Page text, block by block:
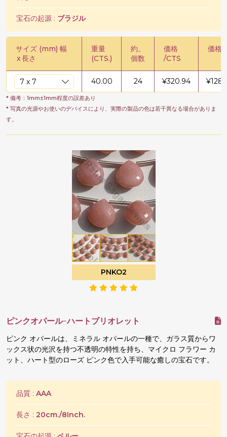
宝石の起源 : ブラジル
サイズ (mm) 幅
x長さ
重量
(CTS.)
約。
個数
価格
/CTS
価格
40.00 24 ¥320.94 ¥
* 備考：1mm±1mm程度の誤差あり
* 写真の光源やお使いのデバイスにより、実際の製品の色は若干異なる場合がありま
す。
PNKO2
ピンクオパール-ハートブリオレット
ピンク オパールは、ミネラル オパールの一種で、ガラス質からワ
ックス状の光沢を持つ不透明の特性を持ち、マイクロ フラワー カ
ット、ハート型のローズ ピンク色で入手可能な癒しの宝石です。
品質 : AAA
長さ : 20cm./8Inch.